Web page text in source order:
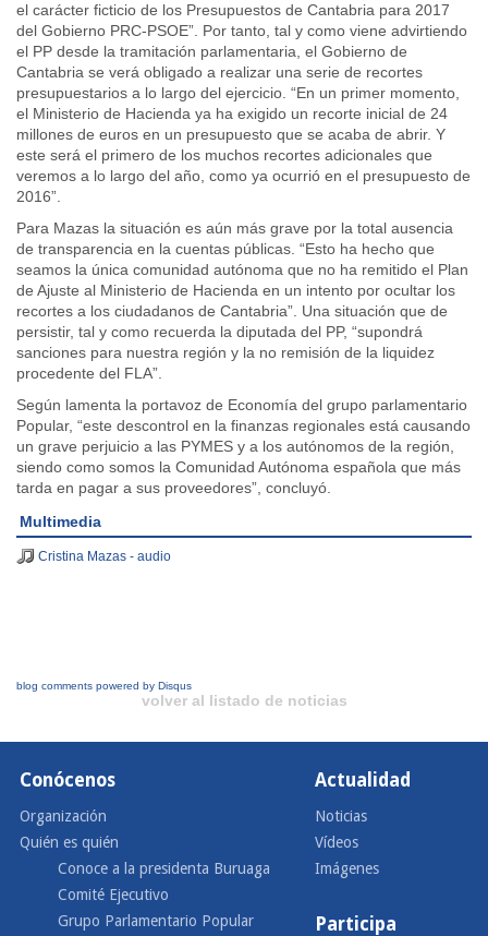
el carácter ficticio de los Presupuestos de Cantabria para 2017
del Gobierno PRC-PSOE”. Por tanto, tal y como viene advirtiendo
el PP desde la tramitación parlamentaria, el Gobierno de
Cantabria se verá obligado a realizar una serie de recortes
presupuestarios a lo largo del ejercicio. “En un primer momento,
el Ministerio de Hacienda ya ha exigido un recorte inicial de 24
millones de euros en un presupuesto que se acaba de abrir. Y
este será el primero de los muchos recortes adicionales que
veremos a lo largo del año, como ya ocurrió en el presupuesto de
2016”.
Para Mazas la situación es aún más grave por la total ausencia
de transparencia en la cuentas públicas. “Esto ha hecho que
seamos la única comunidad autónoma que no ha remitido el Plan
de Ajuste al Ministerio de Hacienda en un intento por ocultar los
recortes a los ciudadanos de Cantabria”. Una situación que de
persistir, tal y como recuerda la diputada del PP, “supondrá
sanciones para nuestra región y la no remisión de la liquidez
procedente del FLA”.
Según lamenta la portavoz de Economía del grupo parlamentario
Popular, “este descontrol en la finanzas regionales está causando
un grave perjuicio a las PYMES y a los autónomos de la región,
siendo como somos la Comunidad Autónoma española que más
tarda en pagar a sus proveedores”, concluyó.
Multimedia
Cristina Mazas - audio
blog comments powered by Disqus
volver al listado de noticias
Conócenos
Organización
Quién es quién
Conoce a la presidenta Buruaga
Comité Ejecutivo
Grupo Parlamentario Popular
Actualidad
Noticias
Vídeos
Imágenes
Participa